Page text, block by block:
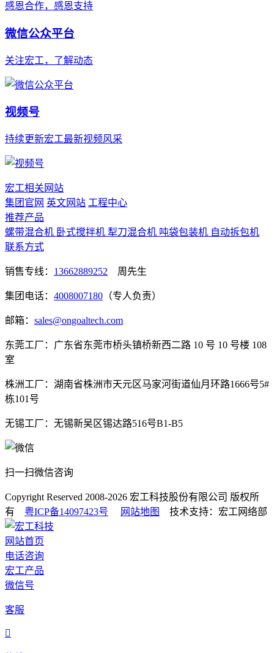
感恩合作，感恩支持
微信公众平台
关注宏工，了解动态
视频号
持续更新宏工最新视频风采
宏工相关网站
集团官网 英文网站 工程中心
推荐产品
螺带混合机 卧式搅拌机 犁刀混合机 吨袋包装机 自动拆包机
联系方式
销售专线： 13662889252 周先生
集团电话： 4008007180 （专人负责）
邮箱： sales@ongoaltech.com
东莞工厂：广东省东莞市桥头镇桥新西二路 10 号 10 号楼 108
室
株洲工厂：湖南省株洲市天元区马家河街道仙月环路1666号5#
栋101号
无锡工厂：无锡新吴区锡达路516号B1-B5
扫一扫微信咨询
Copyright Reserved 2008-2026 宏工科技股份有限公司 版权所
有 粤ICP备14097423号 网站地图 技术支持：宏工网络部
网站首页
电话咨询
宏工产品
微信号
客服
